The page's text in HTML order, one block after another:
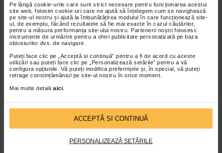
Pe lângă cookie-urile care sunt strict necesare pentru funcționarea acestui
site web, folosim cookie-uri care ne ajută să înțelegem cum se navighează
pe site-ul nostru și ajută la îmbunătățirea modului în care funcționează site-
ul, de exemplu, făcând rezultatele să fie mai exacte în cazul căutărilor,
pentru a măsura performanța site-ului nostru. Partenerii noștri folosesc
instrumente de urmărire pentru a oferi publicitate personalizată pe baza
obiceiurilor dvs. de navigare.
Puteți face clic pe „Acceptă si continuă” pentru a fi de acord cu aceste
utilizări sau puteți face clic pe „Personalizează setările” pentru a vă
configura opțiunile. Vă puteți modifica preferințele și, în special, vă puteți
retrage consimțământul pe site-ul nostru în orice moment.
Mai multe detalii aici
ACCEPTĂ SI CONTINUĂ
PERSONALIZEAZĂ SETĂRILE
exceptia prematurilor), copii…
pentru toate categoriile de varsta…
TIS Q4U Crema anti-age, 50 ml
TIS Q4U Crema
multiprotectoare Plus SPF…